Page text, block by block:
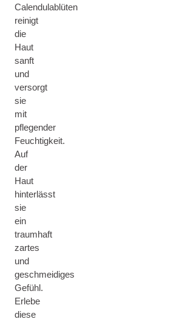
Calendulablüten
reinigt
die
Haut
sanft
und
versorgt
sie
mit
pflegender
Feuchtigkeit.
Auf
der
Haut
hinterlässt
sie
ein
traumhaft
zartes
und
geschmeidiges
Gefühl.
Erlebe
diese